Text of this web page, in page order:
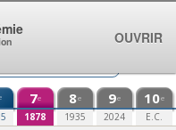
7e
1878
8e
1935
9e
2024
10e
E.C.
OUVRIR